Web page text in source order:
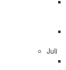
Juli